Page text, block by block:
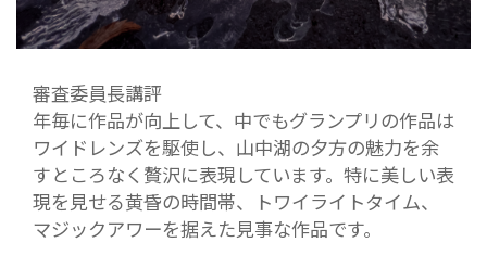
審査委員長講評
年毎に作品が向上して、中でもグランプリの作品は
ワイドレンズを駆使し、山中湖の夕方の魅力を余
すところなく贅沢に表現しています。特に美しい表
現を見せる黄昏の時間帯、トワイライトタイム、
マジックアワーを据えた見事な作品です。